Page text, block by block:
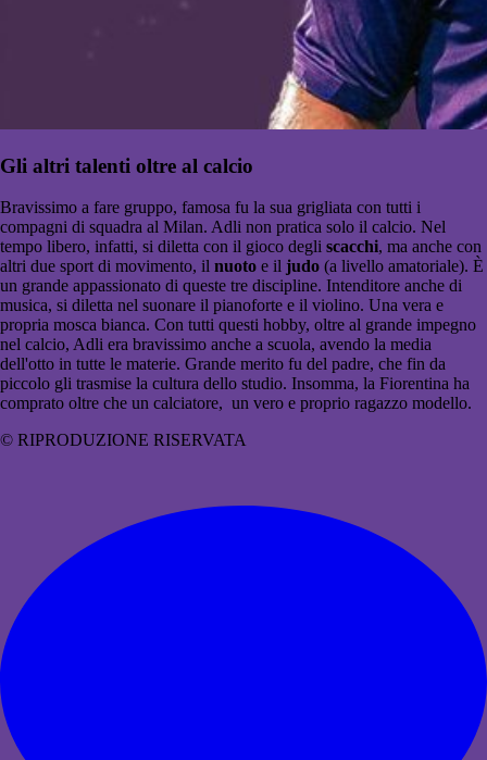
Gli altri talenti oltre al calcio
Bravissimo a fare gruppo, famosa fu la sua grigliata con tutti i
compagni di squadra al Milan. Adli non pratica solo il calcio. Nel
tempo libero, infatti, si diletta con il gioco degli scacchi, ma anche con
altri due sport di movimento, il nuoto e il judo (a livello amatoriale). È
un grande appassionato di queste tre discipline. Intenditore anche di
musica, si diletta nel suonare il pianoforte e il violino. Una vera e
propria mosca bianca. Con tutti questi hobby, oltre al grande impegno
nel calcio, Adli era bravissimo anche a scuola, avendo la media
dell'otto in tutte le materie. Grande merito fu del padre, che fin da
piccolo gli trasmise la cultura dello studio. Insomma, la Fiorentina ha
comprato oltre che un calciatore, un vero e proprio ragazzo modello.
© RIPRODUZIONE RISERVATA